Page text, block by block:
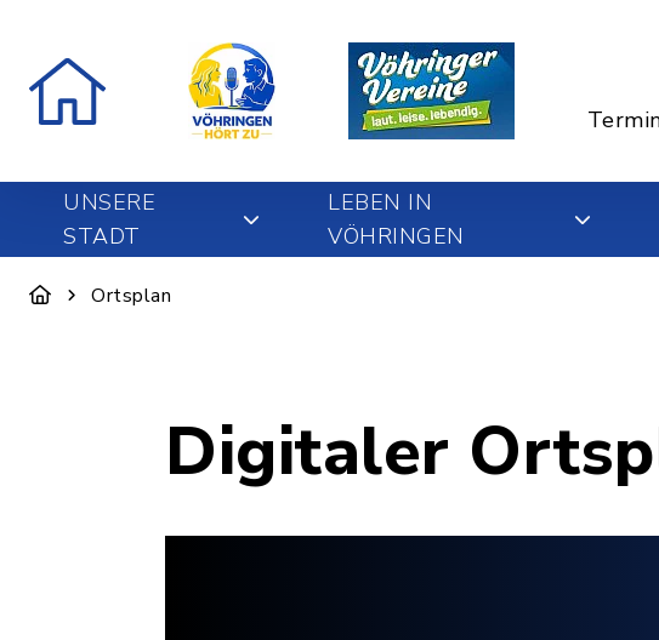
UNSERE
STADT
LEBEN IN
VÖHRINGEN
Ortsplan
Digitaler